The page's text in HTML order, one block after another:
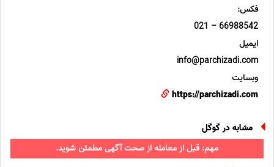
فکس:
66988542 – 021
ایمیل
info@parchizadi.com
وبسایت
https://parchizadi.com
مشابه در گوگل
مهم: قبل از معامله از صحت آگهی مطمئن شوید.